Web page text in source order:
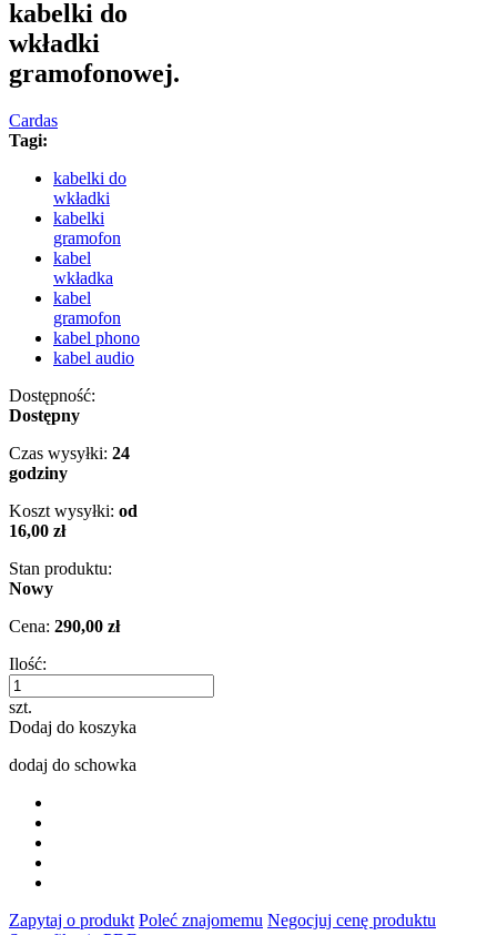
kabelki do
wkładki
gramofonowej.
Cardas
Tagi:
kabelki do
wkładki
kabelki
gramofon
kabel
wkładka
kabel
gramofon
kabel phono
kabel audio
Dostępność:
Dostępny
Czas wysyłki: 24
godziny
Koszt wysyłki: od
16,00 zł
Stan produktu:
Nowy
Cena: 290,00 zł
Ilość:
szt.
Dodaj do koszyka
dodaj do schowka
Zapytaj o produkt Poleć znajomemu Negocjuj cenę produktu